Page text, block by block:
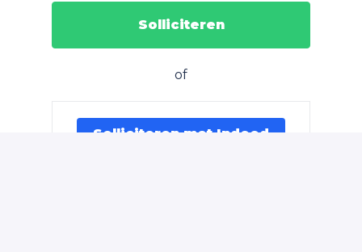
Solliciteren
of
Solliciteren met Indeed